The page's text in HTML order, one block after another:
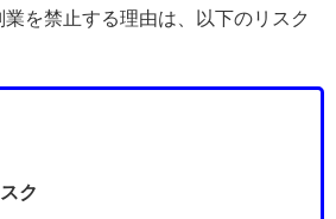
を禁止する理由は、以下のリスク
ク